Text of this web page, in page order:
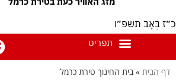
כ״ז בְּאָב תשפ״ו
דף הבית »בית החינוך טירת כרמל